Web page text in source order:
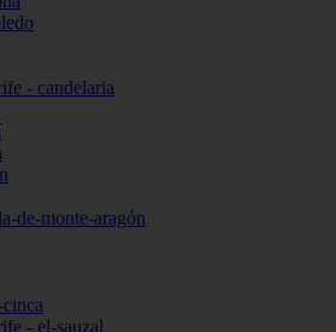
- candelaria
de-monte-aragón
- el-sauzal